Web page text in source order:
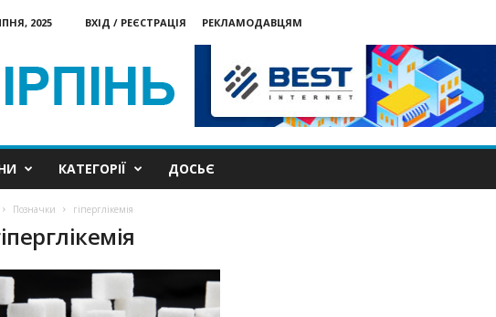
2025 ВХІД / РЕЄСТРАЦІЯ
РЕКЛАМОДАВЦЯМ
КАТЕГОРІЇ ДОСЬЄ
Позначки гіперглікемія